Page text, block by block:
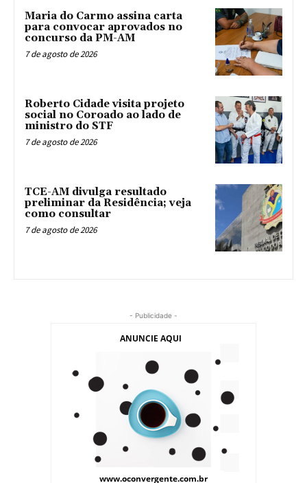
Maria do Carmo assina carta
para convocar aprovados no
concurso da PM-AM
7 de agosto de 2026
Roberto Cidade visita projeto
social no Coroado ao lado de
ministro do STF
7 de agosto de 2026
TCE-AM divulga resultado
preliminar da Residência; veja
como consultar
7 de agosto de 2026
- Publicidade -